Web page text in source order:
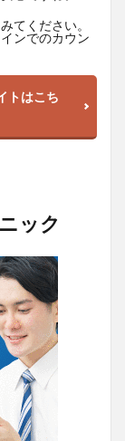
てください。
ンでのカウン
トはこち
ック